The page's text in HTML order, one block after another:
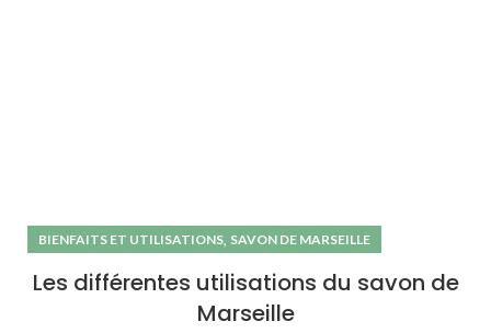
BIENFAITS ET UTILISATIONS, SAVON DE MARSEILLE
Les différentes utilisations du savon de
Marseille